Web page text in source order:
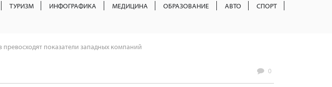
ТУРИЗМ ИНФОГРАФИКА МЕДИЦИНА ОБРАЗОВАНИЕ АВТО СПОРТ
показатели западных компаний
0